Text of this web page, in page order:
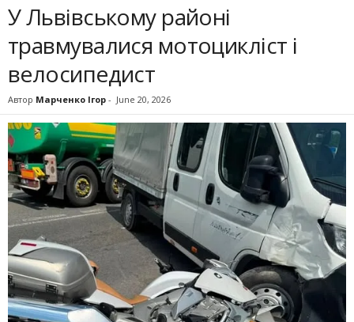
У Львівському районі
травмувалися мотоцикліст і
велосипедист
Автор Марченко Ігор - June 20, 2026